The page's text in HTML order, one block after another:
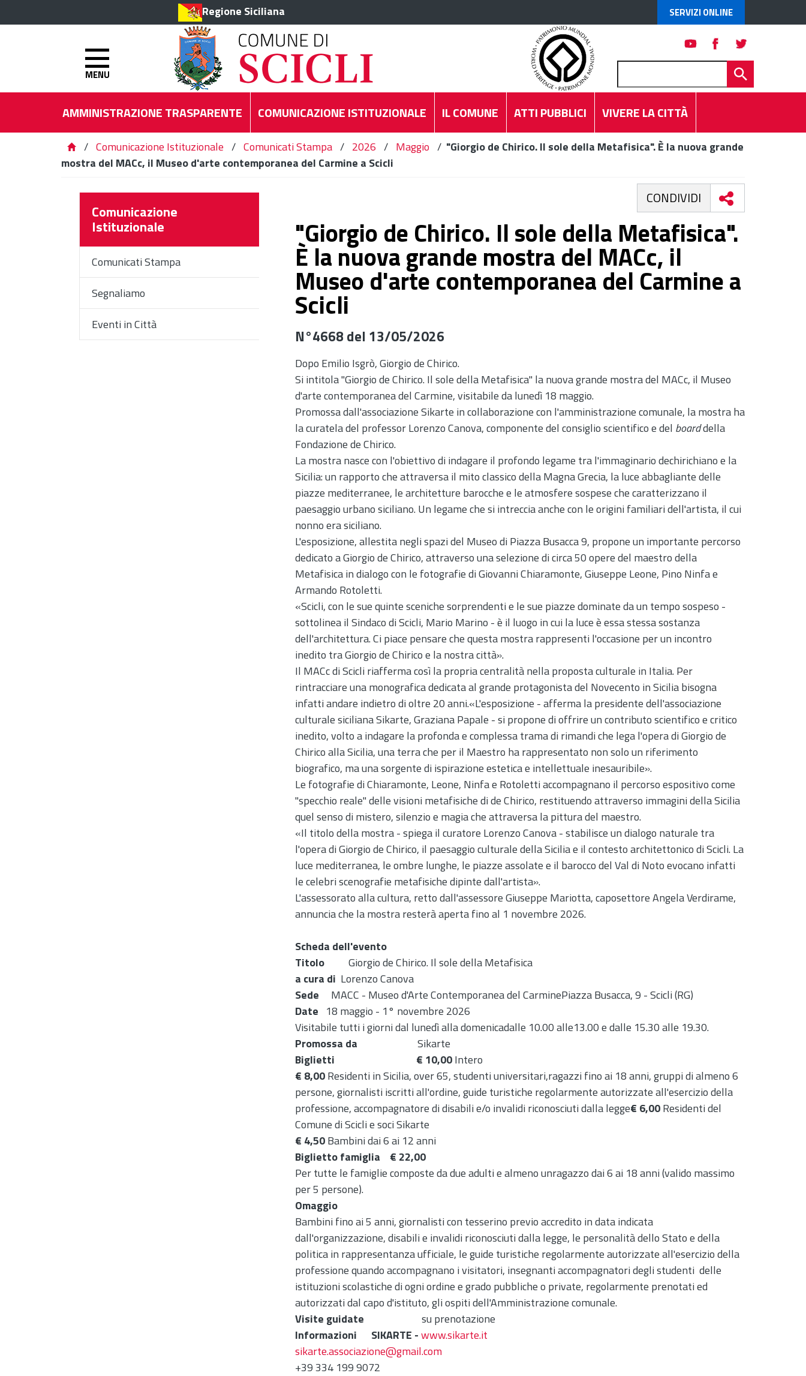
Regione Siciliana SERVIZI ONLINE
MENU
AMMINISTRAZIONE TRASPARENTE COMUNICAZIONE ISTITUZIONALE IL COMUNE ATTI PUBBLICI VIVERE LA CITTÀ
/ Comunicazione Istituzionale / Comunicati Stampa / 2026 / Maggio / "Giorgio de Chirico. Il sole della Metafisica". È la nuova grande
mostra del MACc, il Museo d'arte contemporanea del Carmine a Scicli
Comunicazione
Istituzionale
Comunicati Stampa
Segnaliamo
Eventi in Città
CONDIVIDI
"Giorgio de Chirico. Il sole della Metafisica".
È la nuova grande mostra del MACc, il
Museo d'arte contemporanea del Carmine a
Scicli
N°4668 del 13/05/2026
Dopo Emilio Isgrò, Giorgio de Chirico.
Si intitola "Giorgio de Chirico. Il sole della Metafisica" la nuova grande mostra del MACc, il Museo
d'arte contemporanea del Carmine, visitabile da lunedì 18 maggio.
Promossa dall'associazione Sikarte in collaborazione con l'amministrazione comunale, la mostra ha
la curatela del professor Lorenzo Canova, componente del consiglio scientifico e del boarddella
Fondazione de Chirico.
La mostra nasce con l'obiettivo di indagare il profondo legame tra l'immaginario dechirichiano e la
Sicilia: un rapporto che attraversa il mito classico della Magna Grecia, la luce abbagliante delle
piazze mediterranee, le architetture barocche e le atmosfere sospese che caratterizzano il
paesaggio urbano siciliano. Un legame che si intreccia anche con le origini familiari dell'artista, il cui
nonno era siciliano.
L'esposizione, allestita negli spazi del Museo di Piazza Busacca 9, propone un importante percorso
dedicato a Giorgio de Chirico, attraverso una selezione di circa 50 opere del maestro della
Metafisica in dialogo con le fotografie di Giovanni Chiaramonte, Giuseppe Leone, Pino Ninfa e
Armando Rotoletti.
«Scicli, con le sue quinte sceniche sorprendenti e le sue piazze dominate da un tempo sospeso -
sottolinea il Sindaco di Scicli, Mario Marino - è il luogo in cui la luce è essa stessa sostanza
dell'architettura. Ci piace pensare che questa mostra rappresenti l'occasione per un incontro
inedito tra Giorgio de Chirico e la nostra città».
Il MACc di Scicli riafferma così la propria centralità nella proposta culturale in Italia. Per
rintracciare una monografica dedicata al grande protagonista del Novecento in Sicilia bisogna
infatti andare indietro di oltre 20 anni.«L'esposizione - afferma la presidente dell'associazione
culturale siciliana Sikarte, Graziana Papale - si propone di offrire un contributo scientifico e critico
inedito, volto a indagare la profonda e complessa trama di rimandi che lega l'opera di Giorgio de
Chirico alla Sicilia, una terra che per il Maestro ha rappresentato non solo un riferimento
biografico, ma una sorgente di ispirazione estetica e intellettuale inesauribile».
Le fotografie di Chiaramonte, Leone, Ninfa e Rotoletti accompagnano il percorso espositivo come
"specchio reale" delle visioni metafisiche di de Chirico, restituendo attraverso immagini della Sicilia
quel senso di mistero, silenzio e magia che attraversa la pittura del maestro.
«Il titolo della mostra - spiega il curatore Lorenzo Canova - stabilisce un dialogo naturale tra
l'opera di Giorgio de Chirico, il paesaggio culturale della Sicilia e il contesto architettonico di Scicli. La
luce mediterranea, le ombre lunghe, le piazze assolate e il barocco del Val di Noto evocano infatti
le celebri scenografie metafisiche dipinte dall'artista».
L'assessorato alla cultura, retto dall'assessore Giuseppe Mariotta, caposettore Angela Verdirame,
annuncia che la mostra resterà aperta fino al 1 novembre 2026.
Scheda dell'evento
Titolo Giorgio de Chirico. Il sole della Metafisica
a cura di Lorenzo Canova
Sede MACC - Museo d'Arte Contemporanea del CarminePiazza Busacca, 9 - Scicli (RG)
Date 18 maggio - 1° novembre 2026
Visitabile tutti i giorni dal lunedì alla domenicadalle 10.00 alle13.00 e dalle 15.30 alle 19.30.
Promossa da
Sikarte
Biglietti € 10,00Intero
€ 8,00Residenti in Sicilia, over 65, studenti universitari,ragazzi fino ai 18 anni, gruppi di almeno 6
persone, giornalisti iscritti all'ordine, guide turistiche regolarmente autorizzate all'esercizio della
professione, accompagnatore di disabili e/o invalidi riconosciuti dalla legge€ 6,00Residenti del
Comune di Scicli e soci Sikarte
€ 4,50Bambini dai 6 ai 12 anni
Biglietto famiglia
€ 22,00
Per tutte le famiglie composte da due adulti e almeno unragazzo dai 6 ai 18 anni (valido massimo
per 5 persone).
Omaggio
Bambini fino ai 5 anni, giornalisti con tesserino previo accredito in data indicata
dall'organizzazione, disabili e invalidi riconosciuti dalla legge, le personalità dello Stato e della
politica in rappresentanza ufficiale, le guide turistiche regolarmente autorizzate all'esercizio della
professione quando accompagnano i visitatori, insegnanti accompagnatori degli studenti delle
istituzioni scolastiche di ogni ordine e grado pubbliche o private, regolarmente prenotati ed
autorizzati dal capo d'istituto, gli ospiti dell'Amministrazione comunale.
Visite guidate su prenotazione
Informazioni SIKARTE -www.sikarte.it
sikarte.associazione@gmail.com
+39334 199 9072